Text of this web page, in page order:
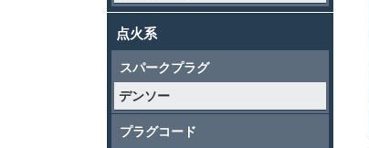
点火系
スパークプラグ
デンソー
プラグコード